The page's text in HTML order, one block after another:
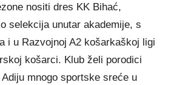
nositi dres KK Bihać,
selekcija unutar akademije, s
i u Razvojnoj A2 košarkaškoj ligi
košarci. Klub želi porodici
mnogo sportske sreće u